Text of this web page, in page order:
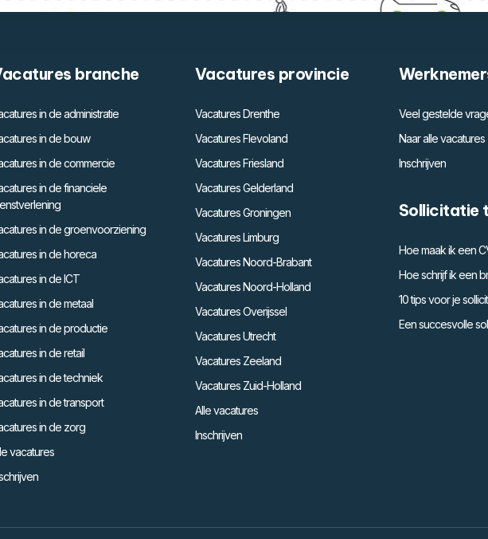
branche
in de administratie
in de bouw
in de commercie
in de financiele
in de groenvoorziening
in de horeca
in de ICT
in de metaal
in de productie
in de retail
in de techniek
in de transport
in de zorg
vacatures
Vacatures provincie
Vacatures Drenthe
Vacatures Flevoland
Vacatures Friesland
Vacatures Gelderland
Vacatures Groningen
Vacatures Limburg
Vacatures Noord-Brabant
Vacatures Noord-Holland
Vacatures Overijssel
Vacatures Utrecht
Vacatures Zeeland
Vacatures Zuid-Holland
Alle vacatures
Inschrijven
Veel gestelde
Naar alle vacatures
Inschrijven
Sollicitatie
Hoe maak ik een
Hoe schrijf ik een
10 tips voor je
Een succesvolle